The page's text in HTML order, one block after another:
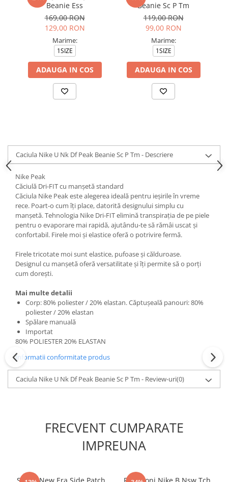
Beanie Ess
169,00 RON
129,00 RON
Marime:
1SIZE
ADAUGA IN COS
Beanie Sc P Tm
119,00 RON
99,00 RON
Marime:
1SIZE
ADAUGA IN COS
Caciula Nike U Nk Df Peak Beanie Sc P Tm - Descriere
Nike Peak
Căciulă Dri-FIT cu manșetă standard
Căciula Nike Peak este alegerea ideală pentru ieșirile în vreme
rece. Poart-o cum îți place, datorită designului simplu cu
manșetă. Tehnologia Nike Dri-FIT elimină transpirația de pe piele
pentru o evaporare mai rapidă, ajutându-te să rămâi uscat și
confortabil. Firele moi și elastice oferă o potrivire fermă.
Firele tricotate moi sunt elastice, pufoase și călduroase.
Designul cu manșetă oferă versatilitate și îți permite să o porți
cum dorești.
Mai multe detalii
Corp: 80% poliester / 20% elastan. Căptușeală panouri: 80%
poliester / 20% elastan
Spălare manuală
Importat
80% POLIESTER 20% ELASTAN
Informatii conformitate produs
Caciula Nike U Nk Df Peak Beanie Sc P Tm - Review-uri(0)
FRECVENT CUMPARATE
IMPREUNA